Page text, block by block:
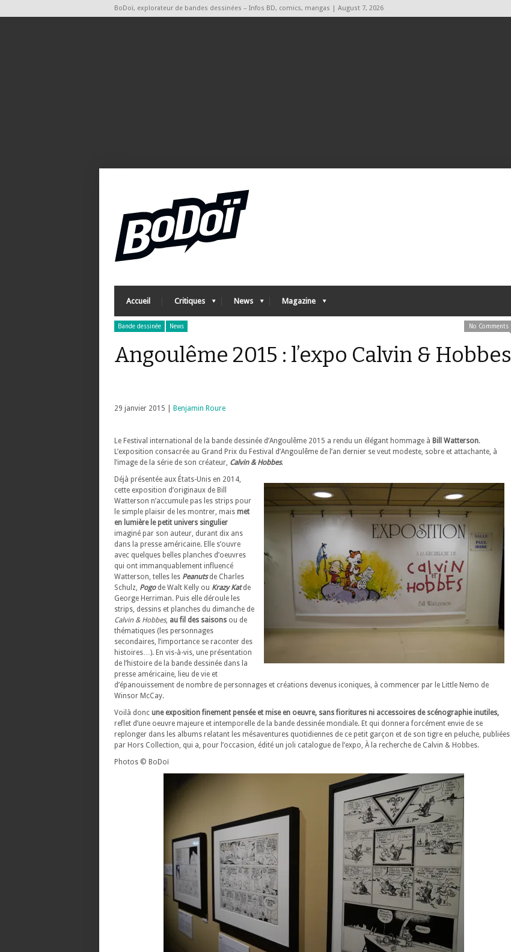
BoDoï, explorateur de bandes dessinées – Infos BD, comics, mangas | August 7, 2026
Accueil Critiques News Magazine
Bande dessinée News No Comments
Angoulême 2015 : l’expo Calvin & Hobbes
29 janvier 2015 | Benjamin Roure
Le Festival international de la bande dessinée d’Angoulême 2015 a rendu un élégant hommage à Bill Watterson.
L’exposition consacrée au Grand Prix du Festival d’Angoulême de l’an dernier se veut modeste, sobre et attachante, à
l’image de la série de son créateur, Calvin & Hobbes.
Déjà présentée aux États-Unis en 2014,
cette exposition d’originaux de Bill
Watterson n’accumule pas les strips pour
le simple plaisir de les montrer, mais met
en lumière le petit univers singulier
imaginé par son auteur, durant dix ans
dans la presse américaine. Elle s’ouvre
avec quelques belles planches d’oeuvres
qui ont immanquablement influencé
Watterson, telles les Peanutsde Charles
Schulz, Pogode Walt Kelly ou Krazy Katde
George Herriman. Puis elle déroule les
strips, dessins et planches du dimanche de
Calvin & Hobbes, au fil des saisons ou de
thématiques (les personnages
secondaires, l’importance se raconter des
histoires…). En vis-à-vis, une présentation
de l’histoire de la bande dessinée dans la
presse américaine, lieu de vie et
d’épanouissement de nombre de personnages et créations devenus iconiques, à commencer par le Little Nemo de
Winsor McCay.
Voilà donc une exposition finement pensée et mise en oeuvre, sans fioritures ni accessoires de scénographie inutiles,
reflet d’une oeuvre majeure et intemporelle de la bande dessinée mondiale. Et qui donnera forcément envie de se
replonger dans les albums relatant les mésaventures quotidiennes de ce petit garçon et de son tigre en peluche, publiées
par Hors Collection, qui a, pour l’occasion, édité un joli catalogue de l’expo, À la recherche de Calvin & Hobbes.
Photos © BoDoï